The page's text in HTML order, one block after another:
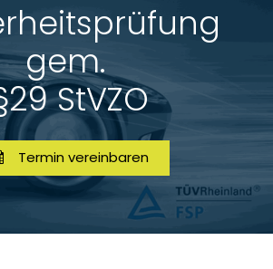
gem.
StVZO
Ter​​​​min vereinbaren